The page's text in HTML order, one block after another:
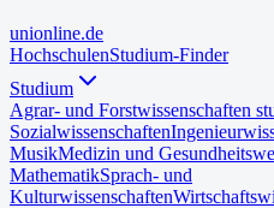
unionline.de
HochschulenStudium-Finder
Studium
Agrar- und Forstwissenschaften
Sozialwissenschaften
MusikMedizin und
MathematikSprach- und
Kulturwissenschaften